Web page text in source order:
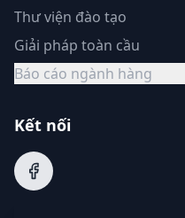
Thư viện đào tạo
Giải pháp toàn cầu
Báo cáo ngành hàng
Kết nối